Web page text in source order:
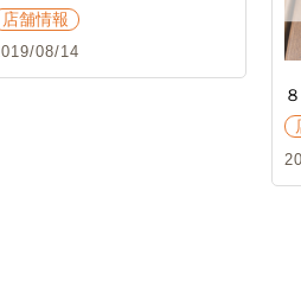
店舗情報
08/14